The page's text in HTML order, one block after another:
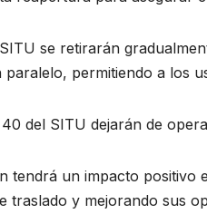
se retirarán
permitiendo a los
del SITU dejarán de
un impacto positivo
y mejorando sus